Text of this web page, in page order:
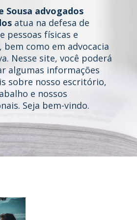
Home
somos
de Atuação
Contato
Sousa advogados
atua na defesa de
pessoas físicas e
bem como em advocacia
Nesse site, você poderá
algumas informações
sobre nosso escritório,
e nossos
Seja bem-vindo.